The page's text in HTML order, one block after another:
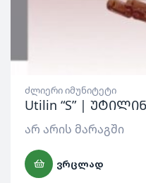
ძლიერი იმუნიტეტი
Utilin “S” |
არ არის მარაგში
ᲕᲠᲪᲚᲐᲓ